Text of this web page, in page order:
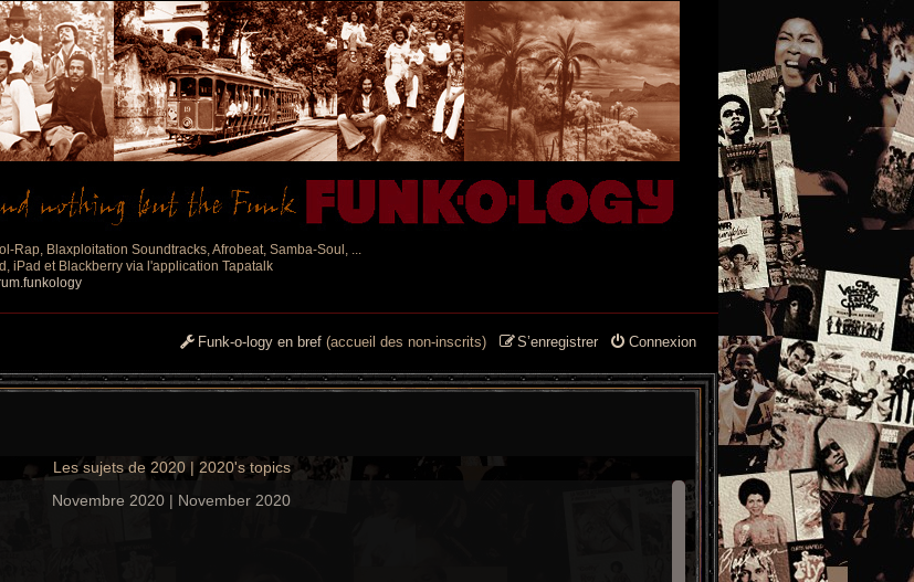
Rap, Blaxploitation Soundtracks, Afrobeat, Samba-Soul, ...
iPad et Blackberry via l'application Tapatalk
Connexion
S’enregistrer
Funk-o-logy en bref (accueil des non-inscrits)
Les sujets de 2020 | 2020's topics
Novembre 2020 | November 2020